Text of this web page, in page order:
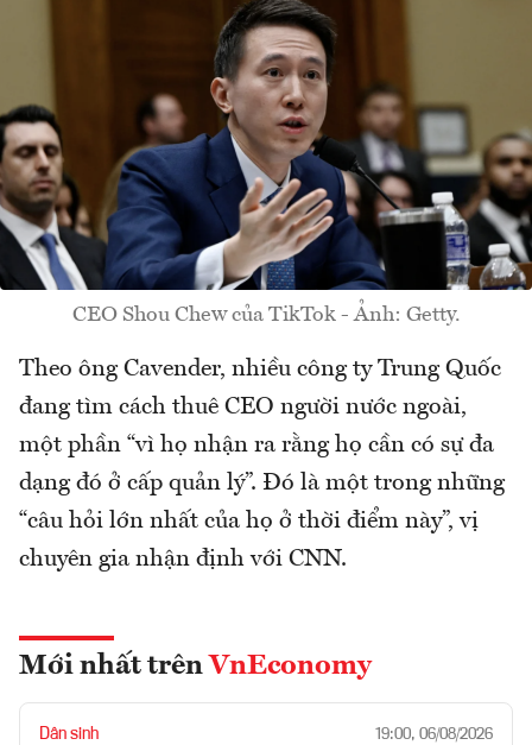
CEO Shou Chew của TikTok - Ảnh: Getty.
Theo ông Cavender, nhiều công ty Trung Quốc
đang tìm cách thuê CEO người nước ngoài,
một phần “vì họ nhận ra rằng họ cần có sự đa
dạng đó ở cấp quản lý”. Đó là một trong những
“câu hỏi lớn nhất của họ ở thời điểm này”, vị
chuyên gia nhận định với CNN.
Mới nhất trên VnEconomy
Dân sinh 19:00, 06/08/2026